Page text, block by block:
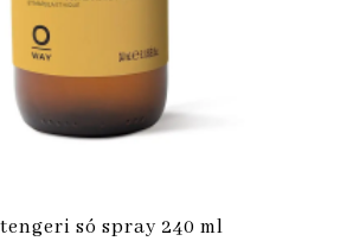
só spray 240 ml